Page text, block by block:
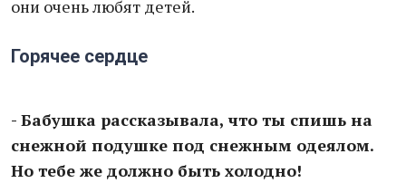
они очень любят детей.
Горячее сердце
- Бабушка рассказывала, что ты спишь на
снежной подушке под снежным одеялом.
Но тебе же должно быть холодно!